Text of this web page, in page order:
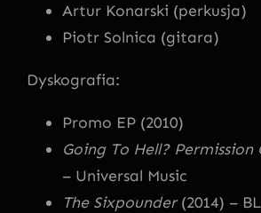
Artur Konarski (perkusja)
Piotr Solnica (gitara)
Dyskografia:
Promo EP (2010)
Going To Hell? Permission
– Universal Music
The Sixpounder(2014) –